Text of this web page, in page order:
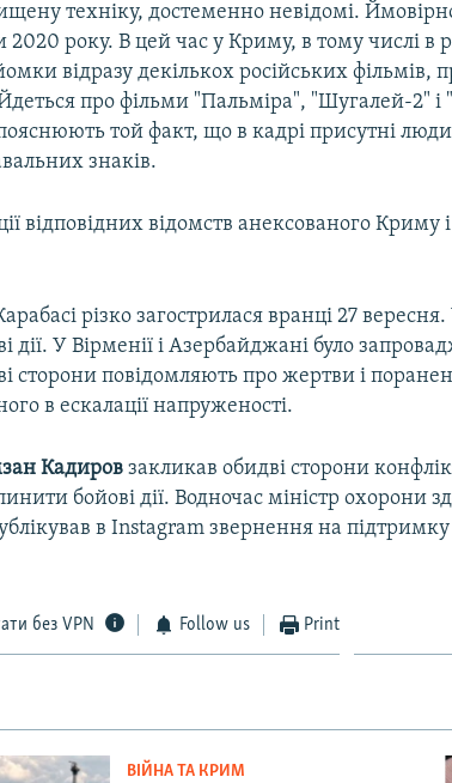
техніку, достеменно невідомі.
2020 року. В цей час у Криму, в тому числі в
відразу декількох російських фільмів,
про фільми "Пальміра", "Шугалей-2" і
той факт, що в кадрі присутні люди
знаків.
відповідних відомств анексованого Криму і
різко загострилася вранці 27 вересня.
дії. У Вірменії і Азербайджані було
сторони повідомляють про жертви і
в ескалації напруженості.
Кадиров закликав обидві сторони
бойові дії. Водночас міністр охорони
в Instagram звернення на підтримку
без VPN Follow us Print
ВІЙНА ТА КРИМ